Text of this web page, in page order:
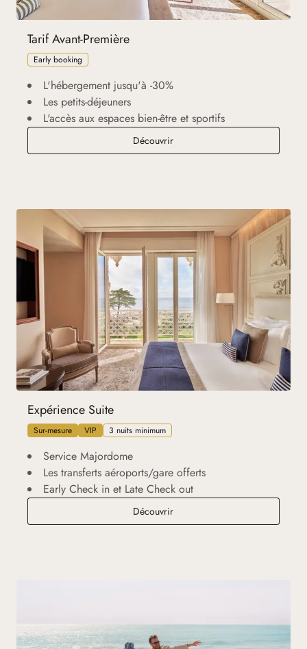
Tarif Avant-Première
Early booking
L'hébergement jusqu'à -30%
Les petits-déjeuners
L'accès aux espaces bien-être et sportifs
DécouvrirTarif Avant-Première
Expérience Suite
Sur-mesure VIP 3 nuits minimum
Service Majordome
Les transferts aéroports/gare offerts
Early Check in et Late Check out
DécouvrirExpérience Suite